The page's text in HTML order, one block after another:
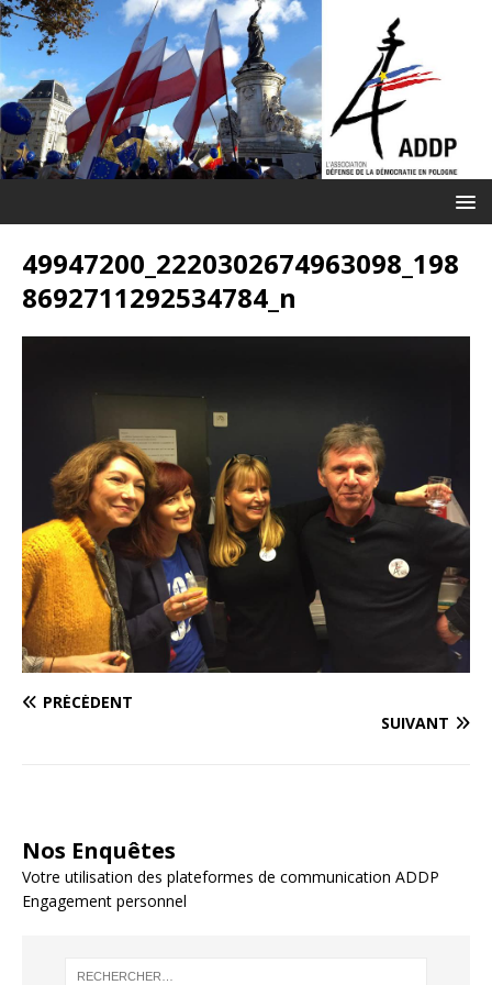
49947200_2220302674963098_198
8692711292534784_n
PRÉCÉDENT
SUIVANT
Nos Enquêtes
Votre utilisation des plateformes de communication ADDP
Engagement personnel